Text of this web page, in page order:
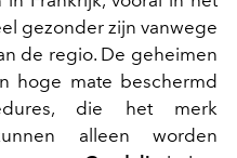
gezonder zijn vanwege
de regio. De geheimen
hoge mate beschermd
die het merk
alleen worden